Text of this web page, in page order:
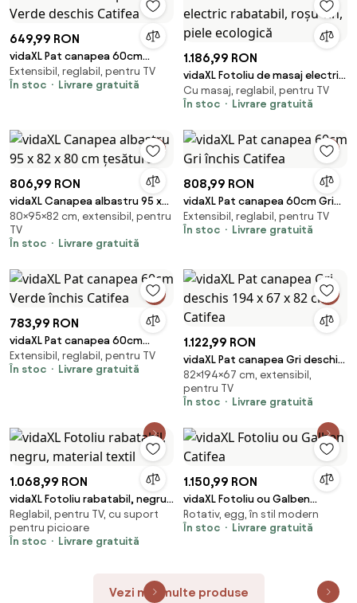
649,99 RON
vidaXL Pat canapea 60cm
Verde deschis Catifea
Extensibil, reglabil, pentru TV
În stoc
Livrare gratuită
1.186,99 RON
vidaXL Fotoliu de masaj electric
rabatabil, roșu vin, piele
ecologică
Cu masaj, reglabil, pentru TV
În stoc
Livrare gratuită
806,99 RON
vidaXL Canapea albastru 95 x
82 x 80 cm țesătură
80×95×82 cm, extensibil, pentru
TV
În stoc
Livrare gratuită
808,99 RON
vidaXL Pat canapea 60cm Gri
închis Catifea
Extensibil, reglabil, pentru TV
În stoc
Livrare gratuită
783,99 RON
vidaXL Pat canapea 60cm
Verde închis Catifea
Extensibil, reglabil, pentru TV
În stoc
Livrare gratuită
1.122,99 RON
vidaXL Pat canapea Gri deschis
194 x 67 x 82 cm Catifea
82×194×67 cm, extensibil,
pentru TV
În stoc
Livrare gratuită
1.068,99 RON
vidaXL Fotoliu rabatabil, negru,
material textil
Reglabil, pentru TV, cu suport
pentru picioare
În stoc
Livrare gratuită
1.150,99 RON
vidaXL Fotoliu ou Galben
Catifea
Rotativ, egg, în stil modern
În stoc
Livrare gratuită
Vezi mai multe produse